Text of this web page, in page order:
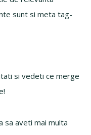
sunt si meta tag-
si vedeti ce merge
sa aveti mai multa